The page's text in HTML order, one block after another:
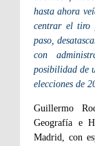
hasta ahora
centrar el tiro
paso,
con
posibilidad de
elecciones de
Guillermo
Geografía e
Madrid, con